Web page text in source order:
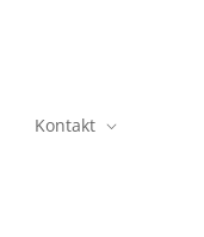
Kontakt